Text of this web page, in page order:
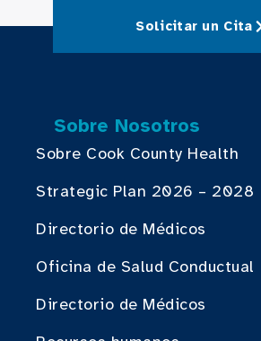
Solicitar un Cita
Sobre Nosotros
Sobre Cook County Health
Strategic Plan 2026 – 2028
Directorio de Médicos
Oficina de Salud Conductual
Directorio de Médicos